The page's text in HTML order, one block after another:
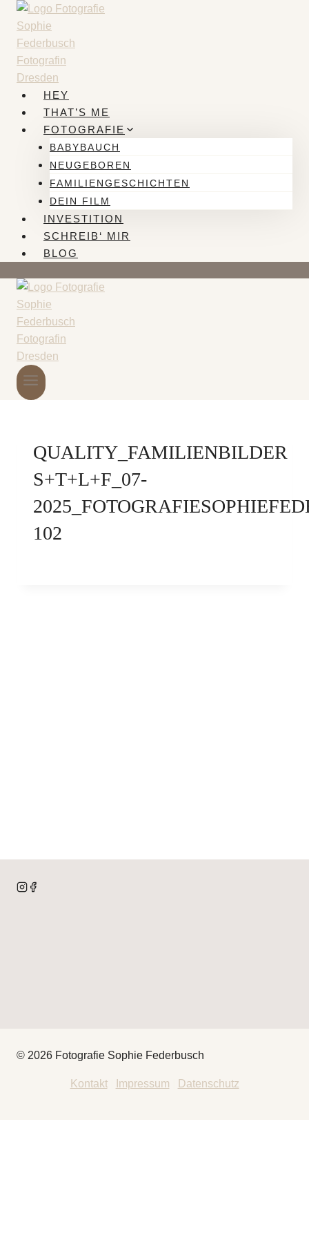
Zum
Inhalt
springen
HEY
THAT’S ME
FOTOGRAFIE
BABYBAUCH
NEUGEBOREN
FAMILIENGESCHICHTEN
DEIN FILM
INVESTITION
SCHREIB‘ MIR
BLOG
QUALITY_FAMILIENBILDER
S+T+L+F_07-
102
© 2026 Fotografie Sophie Federbusch
Kontakt| Impressum Datenschutz